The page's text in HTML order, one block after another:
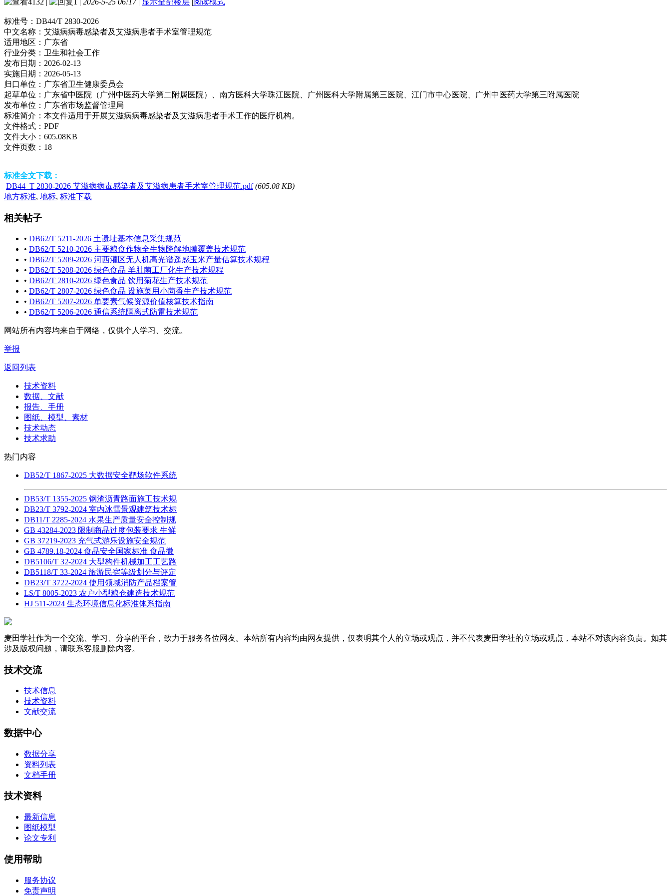
标准号： DB44/T 2830-2026
中文名称： 艾滋病病毒感染者及艾滋病患者手术室管理规范
适用地区： 广东省
行业分类： 卫生和社会工作
发布日期： 2026-02-13
实施日期： 2026-05-13
归口单位： 广东省卫生健康委员会
起草单位： 广东省中医院（广州中医药大学第二附属医院）、南方医科大学珠江医院、广州医科大学附属第三医院、江门市中心医院、广州中医药大学第三附属医院
发布单位： 广东省市场监督管理局
标准简介： 本文件适用于开展艾滋病病毒感染者及艾滋病患者手术工作的医疗机构。
文件格式： PDF
文件大小： 605.08KB
文件页数： 18
标准全文下载：
DB44_T 2830-2026 艾滋病病毒感染者及艾滋病患者手术室管理规范.pdf (605.08 KB)
地方标准, 地标, 标准下载
相关帖子
• DB62/T 5211-2026 土遗址基本信息采集规范
• DB62/T 5210-2026 主要粮食作物全生物降解地膜覆盖技术规范
• DB62/T 5209-2026 河西灌区无人机高光谱遥感玉米产量估算技术规程
• DB62/T 5208-2026 绿色食品 羊肚菌工厂化生产技术规程
• DB62/T 2810-2026 绿色食品 饮用菊花生产技术规范
• DB62/T 2807-2026 绿色食品 设施菜用小茴香生产技术规范
• DB62/T 5207-2026 单要素气候资源价值核算技术指南
• DB62/T 5206-2026 通信系统隔离式防雷技术规范
网站所有内容均来自于网络，仅供个人学习、交流。
举报
返回列表
技术资料
数据、文献
报告、手册
图纸、模型、素材
技术动态
技术求助
热门内容
DB52/T 1867-2025 大数据安全靶场软件系统
DB53/T 1355-2025 钢渣沥青路面施工技术规
DB23/T 3792-2024 室内冰雪景观建筑技术标
DB11/T 2285-2024 水果生产质量安全控制规
GB 43284-2023 限制商品过度包装要求 生鲜
GB 37219-2023 充气式游乐设施安全规范
GB 4789.18-2024 食品安全国家标准 食品微
DB5106/T 32-2024 大型构件机械加工工艺路
DB5118/T 33-2024 旅游民宿等级划分与评定
DB23/T 3722-2024 使用领域消防产品档案管
LS/T 8005-2023 农户小型粮仓建造技术规范
HJ 511-2024 生态环境信息化标准体系指南
麦田学社作为一个交流、学习、分享的平台，致力于服务各位网友。本站所有内容均由网友提供，仅表明其个人的立场或观点，并不代表麦田学社的立场或观点，本站不对该内容负责。如其
涉及版权问题，请联系客服删除内容。
技术交流
技术信息
技术资料
文献交流
数据中心
数据分享
资料列表
文档手册
技术资料
最新信息
图纸模型
论文专利
使用帮助
服务协议
免责声明